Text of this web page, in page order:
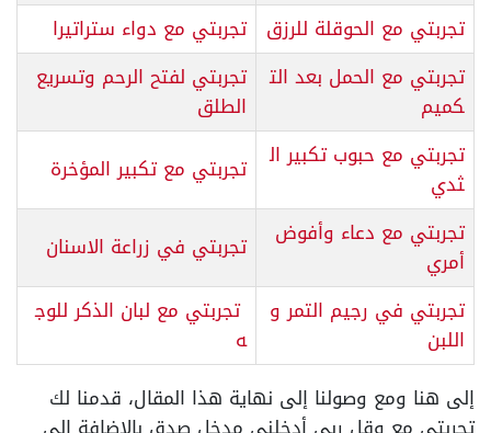
تجربتي مع الحوقلة للرزق تجربتي مع دواء ستراتيرا
تجربتي مع الحمل بعد الت
كميم
تجربتي لفتح الرحم وتسريع
الطلق
تجربتي مع حبوب تكبير ال
ثدي
تجربتي مع تكبير المؤخرة
تجربتي مع دعاء وأفوض
أمري
تجربتي في زراعة الاسنان
تجربتي في رجيم التمر و
اللبن
تجربتي مع لبان الذكر للوج
ه
إلى هنا ومع وصولنا إلى نهاية هذا المقال، قدمنا لك